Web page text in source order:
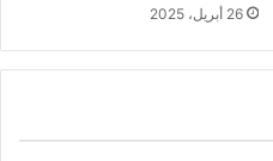
26 أبريل، 2025